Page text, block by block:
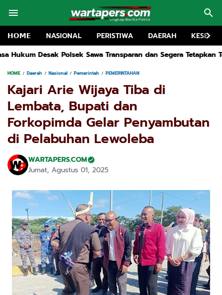
𝗛𝗢𝗠𝗘 NASIONAL PERISTIWA DAERAH
Transparan dan Segera Tetapkan Tersangka
Drainase bocor
HOME Daerah Nasional Pemerintah PEMERINTAHAN
Kajari Arie Wijaya Tiba di
Lembata, Bupati dan
Forkopimda Gelar Penyambutan
di Pelabuhan Lewoleba
WARTAPERS.COM
Jumat, Agustus 01, 2025